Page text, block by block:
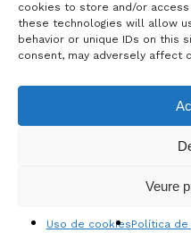
cookies to store and/or
these technologies will allow
behavior or unique IDs on this
consent, may adversely affect
Veure
Uso de cookiesPolítica de
Ver carrito
Actividad
© 2026 Brotons &